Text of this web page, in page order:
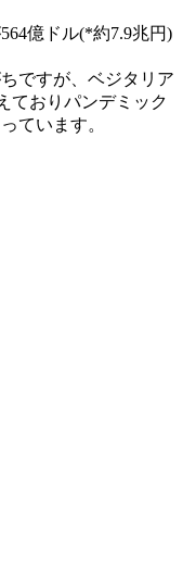
億ドル(*約7.9兆円)
ですが、ベジタリア
ておりパンデミック
ています。